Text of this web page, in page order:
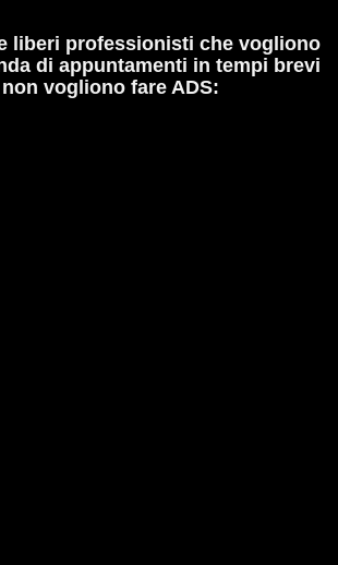
liberi professionisti che vogliono
di appuntamenti in tempi brevi
vogliono fare ADS: